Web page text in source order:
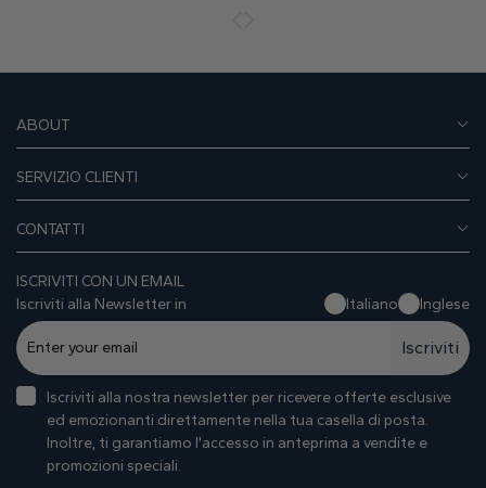
ABOUT
SERVIZIO CLIENTI
CONTATTI
ISCRIVITI CON UN EMAIL
Iscriviti alla Newsletter in
Italiano Inglese
Iscriviti
Iscriviti alla nostra newsletter per ricevere offerte esclusive
ed emozionanti direttamente nella tua casella di posta.
Inoltre, ti garantiamo I'accesso in anteprima a vendite e
promozioni speciali.